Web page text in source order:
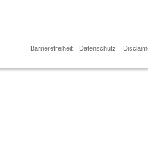
Barrierefreiheit Datenschutz